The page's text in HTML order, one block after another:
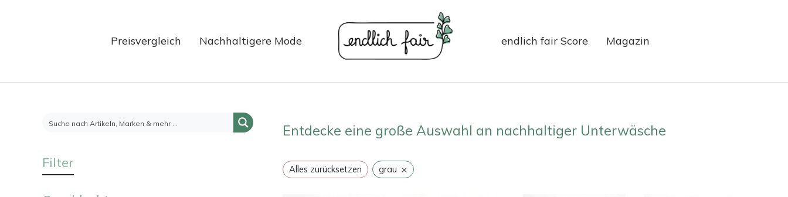
Preisvergleich Nachhaltigere Mode endlich fair Score Magazin
Entdecke eine große Auswahl an nachhaltiger Unterwäsche
Alles zurücksetzen grau ×
Filter